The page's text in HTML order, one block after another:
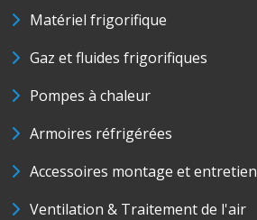
Matériel frigorifique
Gaz et fluides frigorifiques
Pompes à chaleur
Armoires réfrigérées
Accessoires montage et entretien
Ventilation & Traitement de l'air